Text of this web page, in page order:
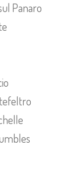
Panaro